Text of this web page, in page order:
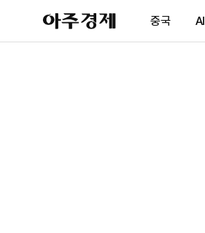
아
주
제
중국 AI